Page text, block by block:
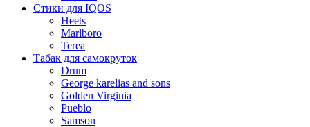
Стики для IQOS
Heets
Marlboro
Terea
Табак для самокруток
Drum
George karelias and sons
Golden Virginia
Pueblo
Samson